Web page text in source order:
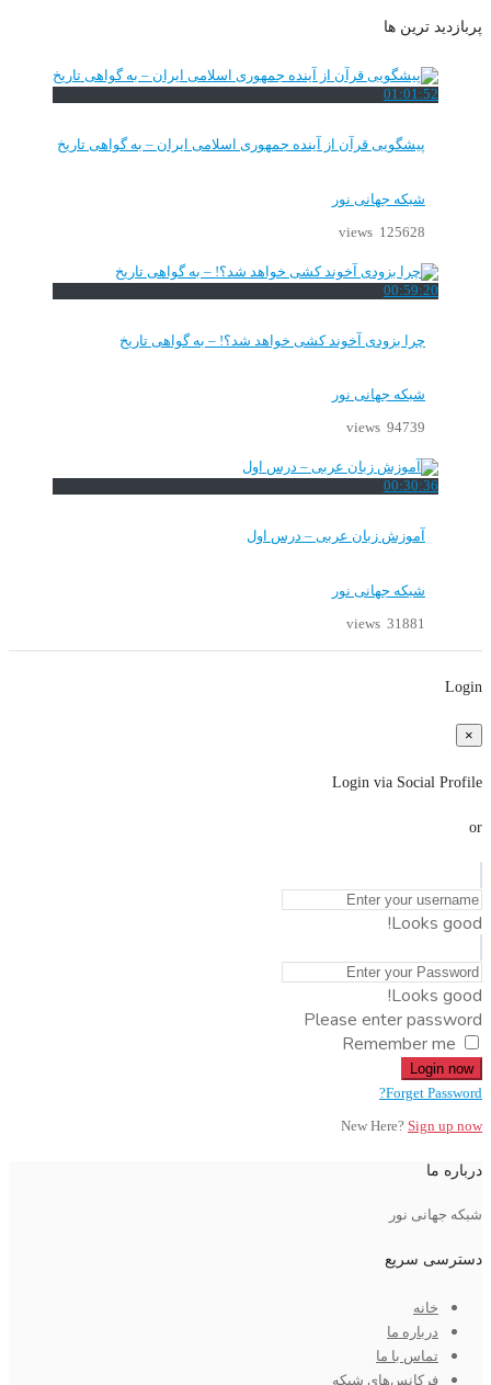
پربازدید ترین ها
01:01:52
پیشگویی قرآن از آینده جمهوری اسلامی ایران – به گواهی تاریخ
شبکه جهانی نور
125628 views
00:59:20
چرا بزودی آخوند کشی خواهد شد؟! – به گواهی تاریخ
شبکه جهانی نور
94739 views
00:30:36
آموزش زبان عربی – درس اول
شبکه جهانی نور
31881 views
Login
×
Login via Social Profile
or
Looks good!
Looks good!
Please enter password
Remember me
Login now
Forget Password?
New Here? Sign up now
درباره ما
شبکه جهانی نور
دسترسی سریع
خانه
درباره ما
تماس با ما
فرکانس‌های شبکه